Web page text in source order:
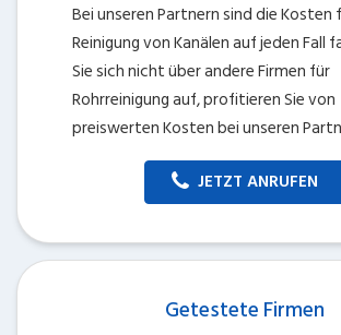
Bei unseren Partnern sind die Kosten
Reinigung von Kanälen auf jeden Fall
Sie sich nicht über andere Firmen für
Rohrreinigung auf, profitieren Sie von
preiswerten Kosten bei unseren
JETZT ANRUFEN
Getestete Firmen